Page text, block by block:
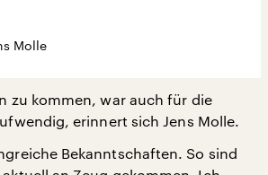
Molle
zu kommen, war auch für die
erinnert sich Jens Molle.
Bekanntschaften. So sind